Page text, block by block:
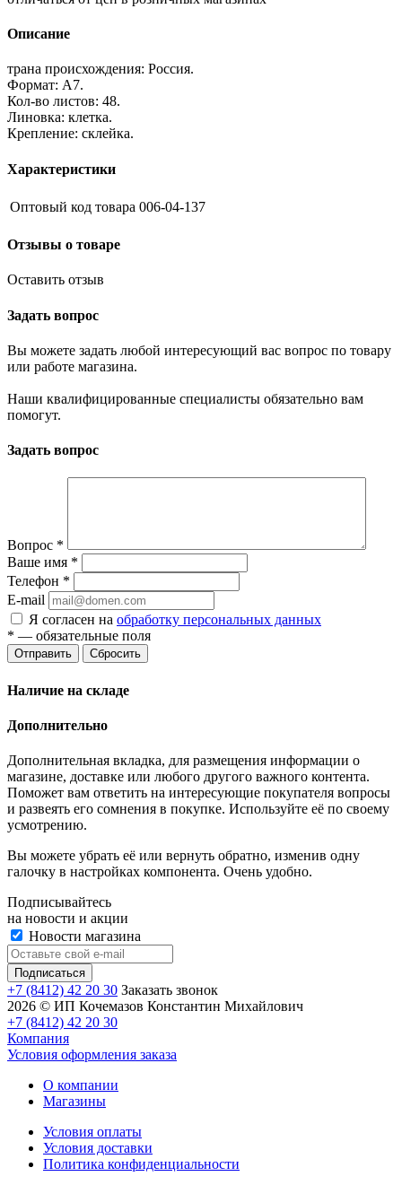
Описание
трана происхождения: Россия.
Формат: А7.
Кол-во листов: 48.
Линовка: клетка.
Крепление: склейка.
Характеристики
Оптовый код товара 006-04-137
Отзывы о товаре
Оставить отзыв
Задать вопрос
Вы можете задать любой интересующий вас вопрос по товару
или работе магазина.
Наши квалифицированные специалисты обязательно вам
помогут.
Задать вопрос
Вопрос *
Ваше имя *
Телефон *
E-mail
Я согласен на обработку персональных данных
* — обязательные поля
Отправить Сбросить
Наличие на складе
Дополнительно
Дополнительная вкладка, для размещения информации о
магазине, доставке или любого другого важного контента.
Поможет вам ответить на интересующие покупателя вопросы
и развеять его сомнения в покупке. Используйте её по своему
усмотрению.
Вы можете убрать её или вернуть обратно, изменив одну
галочку в настройках компонента. Очень удобно.
Подписывайтесь
на новости и акции
Новости магазина
+7 (8412) 42 20 30 Заказать звонок
2026 © ИП Кочемазов Константин Михайлович
+7 (8412) 42 20 30
Компания
Условия оформления заказа
О компании
Магазины
Условия оплаты
Условия доставки
Политика конфиденциальности